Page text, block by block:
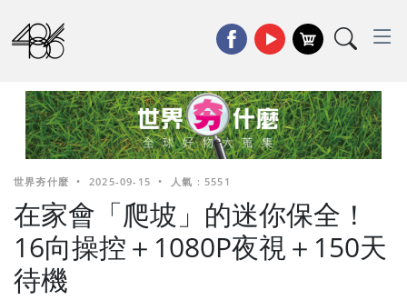
世界夯什麼 • 2025-09-15 • 人氣 : 5551
在家會「爬坡」的迷你保全！
16向操控＋1080P夜視＋150天
待機